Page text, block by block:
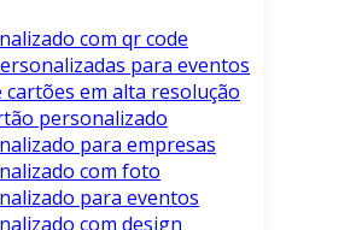
com qr code
para eventos
cartões em alta resolução
personalizado
para empresas
com foto
para eventos
com design